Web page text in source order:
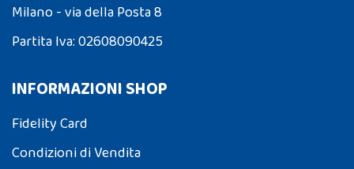
Milano - via della Posta 8
Partita Iva: 02608090425
INFORMAZIONI SHOP
Fidelity Card
Condizioni di Vendita